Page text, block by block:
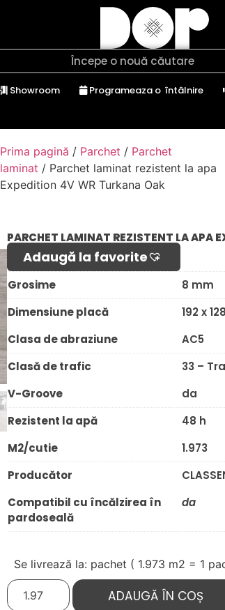
Showroom Programeaza o întâlnire
Prima pagină / Parchet / Parchet
laminat / Parchet laminat rezistent la apa
Expedition 4V WR Turkana Oak
PARCHET LAMINAT REZISTENT LA APA
Adaugă la favorite​
Grosime
8 mm
Dimensiune placă
192 x
Clasa de abraziune
AC5
Clasă de trafic
33 –
V-Groove
da
Rezistent la apă
48 h
M2/cutie
1.973
Producător
Compatibil cu încălzirea în
pardoseală
da
Se livrează la: pachet ( 1.973 m2 = 1
ADAUGĂ ÎN COȘ